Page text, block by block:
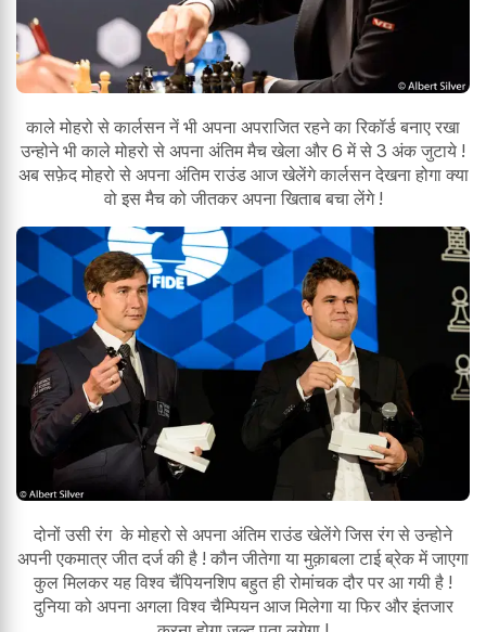
काले मोहरो से कार्लसन नें भी अपना अपराजित रहने का रिकॉर्ड बनाए रखा
उन्होने भी काले मोहरो से अपना अंतिम मैच खेला और 6 में से 3 अंक जुटाये !
अब सफ़ेद मोहरो से अपना अंतिम राउंड आज खेलेंगे कार्लसन देखना होगा क्या
वो इस मैच को जीतकर अपना खिताब बचा लेंगे !
दोनों उसी रंग के मोहरो से अपना अंतिम राउंड खेलेंगे जिस रंग से उन्होने
अपनी एकमात्र जीत दर्ज की है ! कौन जीतेगा या मुक़ाबला टाई ब्रेक में जाएगा
कुल मिलकर यह विश्व चैंपियनशिप बहुत ही रोमांचक दौर पर आ गयी है !
दुनिया को अपना अगला विश्व चैम्पियन आज मिलेगा या फिर और इंतजार